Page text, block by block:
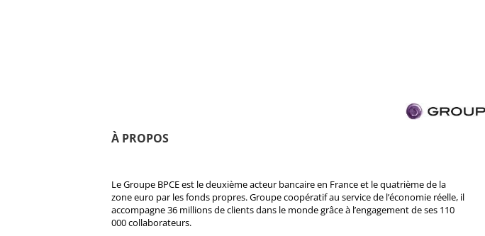
À PROPOS
Le Groupe BPCE est le deuxième acteur bancaire en France et le quatrième de la
zone euro par les fonds propres. Groupe coopératif au service de l’économie réelle, il
accompagne 36 millions de clients dans le monde grâce à l’engagement de ses 110
000 collaborateurs.